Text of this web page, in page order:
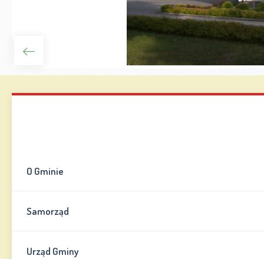
O Gminie
Samorząd
Urząd Gminy